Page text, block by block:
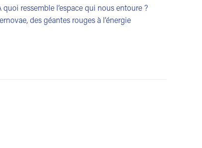
ressemble l’espace qui nous entoure ?
des géantes rouges à l’énergie